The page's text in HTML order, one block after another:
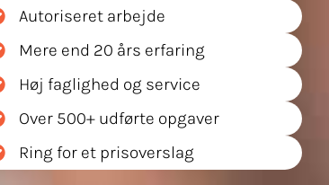
Autoriseret arbejde
Mere end 20 års erfaring
Høj faglighed og service
Over 500+ udførte opgaver
Ring for et prisoverslag